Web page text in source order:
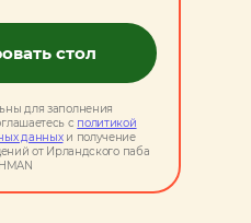
стол
для заполнения
с политикой
данныхи получение
от Ирландского паба